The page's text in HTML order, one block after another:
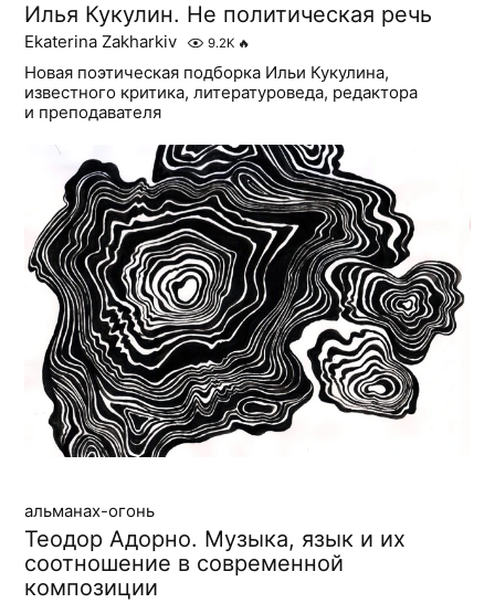
Илья Кукулин. Не политическая речь
Ekaterina Zakharkiv 9.2K 🔥
Новая поэтическая подборка Ильи Кукулина,
известного критика, литературоведа, редактора
и преподавателя
альманах-огонь
Теодор Адорно. Музыка, язык и их
соотношение в современной
композиции